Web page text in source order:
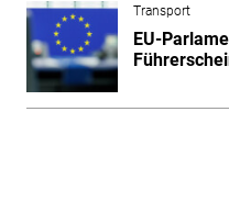
Transport
EU-